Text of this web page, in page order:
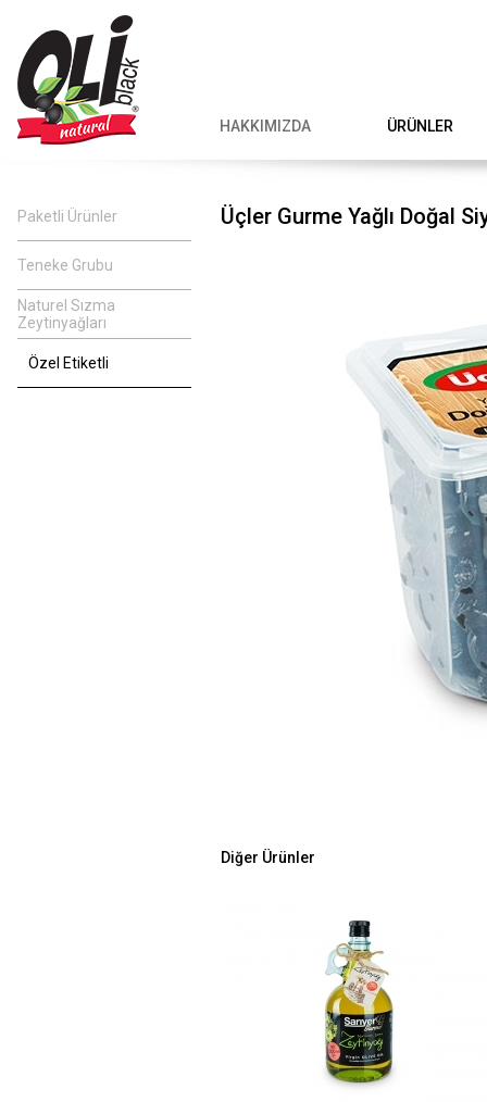
HAKKIMIZDA ÜRÜNLER
Paketli Ürünler
Teneke Grubu
Naturel Sızma
Zeytinyağları
Özel Etiketli
Üçler Gurme Yağlı Doğal
Diğer Ürünler